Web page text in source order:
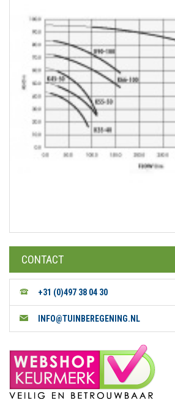
CONTACT
+31 (0)497 38 04 30
INFO@TUINBEREGENING.NL